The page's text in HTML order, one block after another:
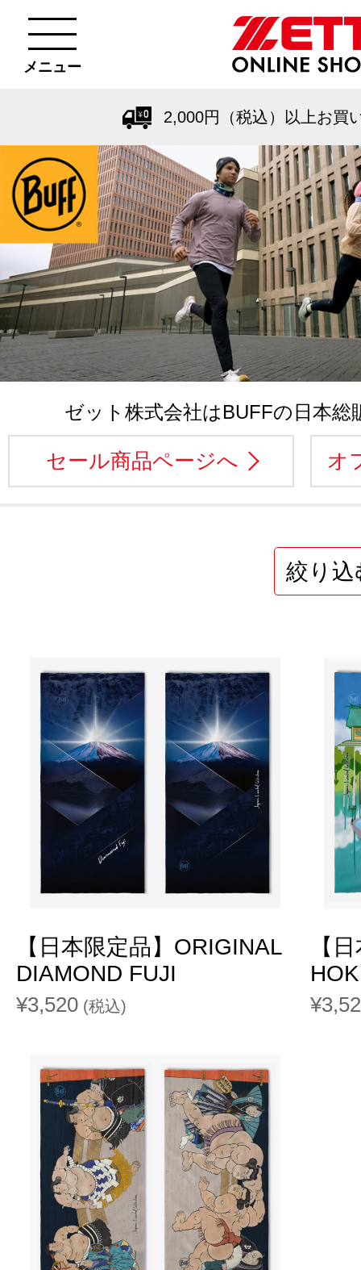
メニュー
2,000円（税込）以上お買
ゼット株式会社はBUFFの日本総
セール商品ページへ オ
絞り込
【日本限定品】ORIGINAL
DIAMOND FUJI
¥3,520 (税込)
【